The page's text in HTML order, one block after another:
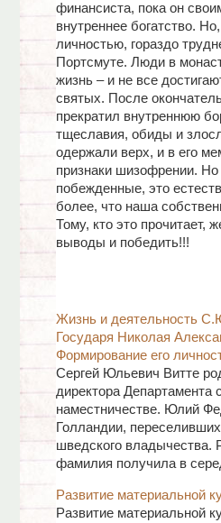
финансиста, пока он
внутреннее богатство.
личностью, гораздо
Портсмуте. Люди в
жизнь – и не все
святых. После
прекратил внутреннюю
тщеславия, обиды и
одержали верх, и в его
признаки шизофрении.
побежденные, это
более, что наша
Тому, кто это прочитает,
выводы и победить!!!
Жизнь и деятельность
Государя Николая
Формирование его
Сергей Юльевич Витте
директора Департамента
наместничестве. Юлий
Голландии,
шведского владычества.
фамилия получила в
Развитие материальной
Развитие материальной